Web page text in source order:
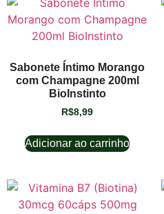
Sabonete Íntimo Morango
com Champagne 200ml
BioInstinto
R$8,99
Adicionar ao carrinho